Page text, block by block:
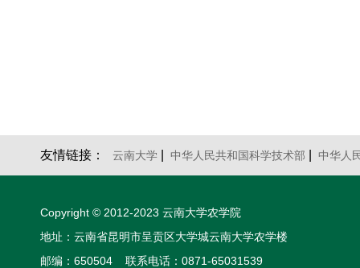
云南大学 中华人民共和国科学技术部 中华人
友情链接：
Copyright © 2012-2023 云南大学农学院
地址：云南省昆明市呈贡区大学城云南大学农学楼
邮编：650504 联系电话：0871-65031539